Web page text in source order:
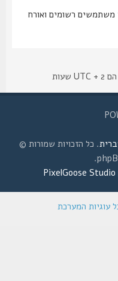
רשומים ואורח
. כל הזכויות שמורות ©
PixelGoose
המערכת